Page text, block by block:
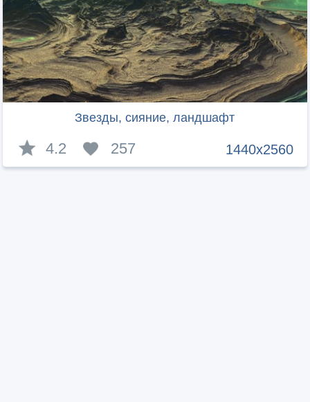
Звезды, сияние, ландшафт
1440x2560
4.2 257